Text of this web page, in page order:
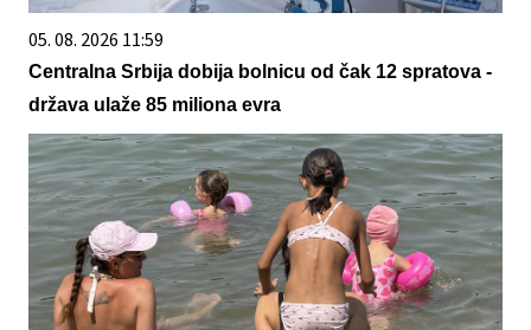
05. 08. 2026 11:59
Centralna Srbija dobija bolnicu od čak 12 spratova -
država ulaže 85 miliona evra